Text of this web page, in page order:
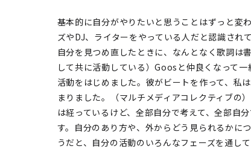
基本的に自分がやりたいと思うことはずっと変
ズやDJ、ライターをやっている人だと認識さ
自分を見つめ直したときに、なんとなく歌詞は
して共に活動している）Goosと仲良くなって
活動をはじめました。彼がビートを作って、私
まりました。（マルチメディアコレクティブ
は経っているけど、全部自分で考えて、全部自
す。自分のあり方や、外からどう見られるかに
うだと、自分の活動のいろんなフェーズを通し